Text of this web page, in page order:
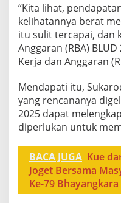
“Kita lihat,
kelihatannya berat
itu sulit tercapai, dan
Anggaran (RBA)
Kerja dan Anggaran
Mendapati itu,
yang rencananya
2025 dapat
diperlukan untuk
BACA JUGA Kue
Joget Bersama
Ke-79